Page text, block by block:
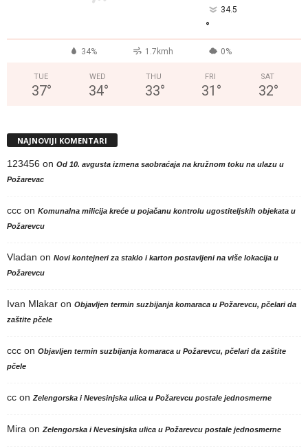
34.5
°
34% 1.7kmh 0%
TUE
37°
WED
34°
THU
33°
FRI
31 °
SAT
32°
NAJNOVIJI KOMENTARI
123456 on Od 10. avgusta izmena saobraćaja na kružnom toku na ulazu u
Požarevac
ccc on Komunalna milicija kreće u pojačanu kontrolu ugostiteljskih objekata u
Požarevcu
Vladan on Novi kontejneri za staklo i karton postavljeni na više lokacija u
Požarevcu
Ivan Mlakar on Objavljen termin suzbijanja komaraca u Požarevcu, pčelari da
zaštite pčele
ccc on Objavljen termin suzbijanja komaraca u Požarevcu, pčelari da zaštite
pčele
cc onZelengorska i Nevesinjska ulica u Požarevcu postale jednosmerne
Mira onZelengorska i Nevesinjska ulica u Požarevcu postale jednosmerne